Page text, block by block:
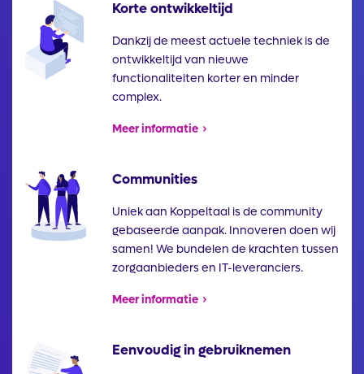
Illustratie Korte ontwikkeltijd
Dankzij de meest actuele techniek is de
ontwikkeltijd van nieuwe
functionaliteiten korter en minder
complex.
Meer informatie
Illustratie Communities
Uniek aan Koppeltaal is de community
gebaseerde aanpak. Innoveren doen wij
samen! We bundelen de krachten tussen
zorgaanbieders en IT-leveranciers.
Meer informatie
Illustratie Eenvoudig in gebruiknemen